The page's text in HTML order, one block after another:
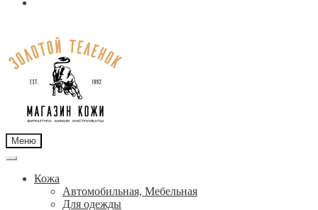
навигации
содержимому
Меню
Кожа
Автомобильная, Мебельная
Для одежды